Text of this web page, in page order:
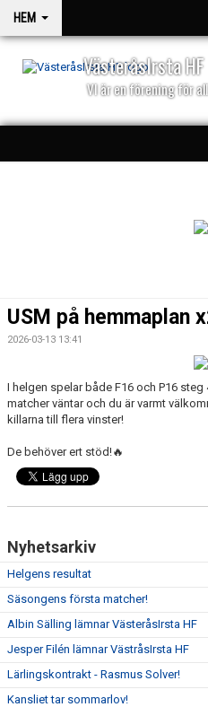
HEM
VästeråsIrsta HF
VI är en förening för
MATCHER
USM på hemmaplan
2026-03-13 13:41
I helgen spelar både F16 och P16
matcher väntar och du är varmt
killarna till flera vinster!
De behöver ert stöd!🔥
Nyhetsarkiv
Helgens resultat
Säsongens första matcher!
Albin Sälling lämnar VästeråsIrsta HF
Jesper Filén lämnar VästråsIrsta HF
Lärlingskontrakt - Rasmus Solver!
Kansliet tar sommarlov!